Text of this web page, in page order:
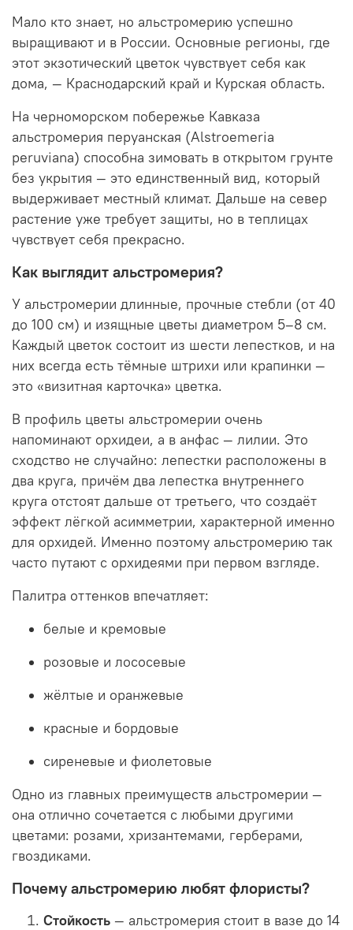
Мало кто знает, но альстромерию успешно
выращивают и в России. Основные регионы, где
этот экзотический цветок чувствует себя как
дома, — Краснодарский край и Курская область.
На черноморском побережье Кавказа
альстромерия перуанская (Alstroemeria
peruviana) способна зимовать в открытом грунте
без укрытия — это единственный вид, который
выдерживает местный климат. Дальше на север
растение уже требует защиты, но в теплицах
чувствует себя прекрасно.
Как выглядит альстромерия?
У альстромерии длинные, прочные стебли (от 40
до 100 см) и изящные цветы диаметром 5–8 см.
Каждый цветок состоит из шести лепестков, и на
них всегда есть тёмные штрихи или крапинки —
это «визитная карточка» цветка.
В профиль цветы альстромерии очень
напоминают орхидеи, а в анфас — лилии. Это
сходство не случайно: лепестки расположены в
два круга, причём два лепестка внутреннего
круга отстоят дальше от третьего, что создаёт
эффект лёгкой асимметрии, характерной именно
для орхидей. Именно поэтому альстромерию так
часто путают с орхидеями при первом взгляде.
Палитра оттенков впечатляет:
белые и кремовые
розовые и лососевые
жёлтые и оранжевые
красные и бордовые
сиреневые и фиолетовые
Одно из главных преимуществ альстромерии —
она отлично сочетается с любыми другими
цветами: розами, хризантемами, герберами,
гвоздиками.
Почему альстромерию любят флористы?
Стойкость — альстромерия стоит в вазе до 14